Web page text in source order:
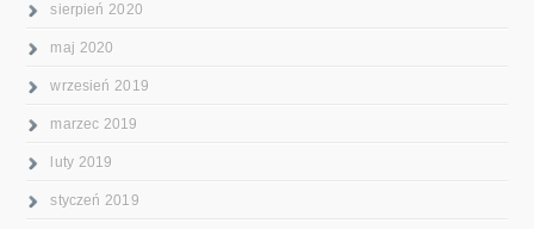
sierpień 2020
maj 2020
wrzesień 2019
marzec 2019
luty 2019
styczeń 2019